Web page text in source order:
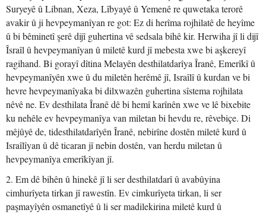
Suryeyê û Libnan, Xeza, Lîbyayê û Yemenê re quwetaka terorê
avakir û ji hevpeymanîyan re got: Ez di herîma rojhilatê de heyîme
û bi bêminetî şerê dijî guhertina vê sedsala bihê kir. Herwiha jî li dijî
Îsraîl û hevpeymanîyan û miletê kurd jî mebesta xwe bi aşkereyî
ragihand. Bi gorayî dîtina Melayên desthilatdarîya Îranê, Emerîkî û
hevpeymanîyên xwe û du miletên herêmê jî, Israîlî û kurdan ve bi
hevre hevpeymanîyaka bi dilxwazên guhertina sîstema rojhilata
nêvê ne. Ev desthilata Îranê dê bi hemî karînên xwe ve lê bixebite
ku nehêle ev hevpeymanîya van miletan bi hevdu re, rêvebiçe. Di
mêjûyê de, tidesthilatdarîyên Îranê, nebirîne dostên miletê kurd û
Israîlîyan û dê ticaran jî nebin dostên, van herdu miletan û
hevpeymanîya emerîkîyan jî.
2. Em dê bihên û hinekê jî li ser desthilatdarî û avabûyina
cimhurîyeta tirkan jî rawestîn. Ev cimkurîyeta tirkan, li ser
paşmayîyên osmanetîyê û li ser madilekirina miletê kurd û